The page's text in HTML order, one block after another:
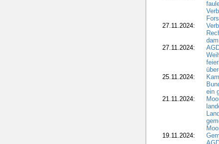
27.11.2024:
27.11.2024:
25.11.2024:
ein
21.11.2024:
19.11.2024: